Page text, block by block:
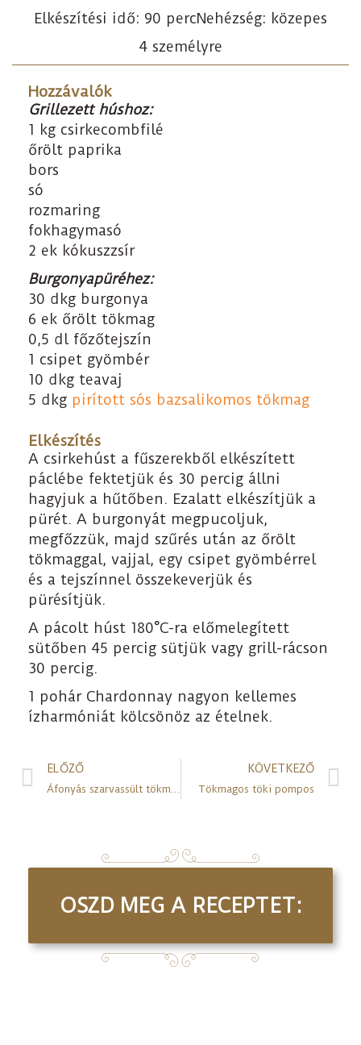
Elkészítési idő: 90 percNehézség: közepes
4 személyre
Hozzávalók
Grillezett húshoz:
1 kg csirkecombfilé
őrölt paprika
bors
só
rozmaring
fokhagymasó
2 ek kókuszzsír
Burgonyapüréhez:
30 dkg burgonya
6 ek őrölt tökmag
0,5 dl főzőtejszín
1 csipet gyömbér
10 dkg teavaj
5 dkg pirított sós bazsalikomos tökmag
Elkészítés
A csirkehúst a fűszerekből elkészített
páclébe fektetjük és 30 percig állni
hagyjuk a hűtőben. Ezalatt elkészítjük a
pürét. A burgonyát megpucoljuk,
megfőzzük, majd szűrés után az őrölt
tökmaggal, vajjal, egy csipet gyömbérrel
és a tejszínnel összekeverjük és
pürésítjük.
A pácolt húst 180°C-ra előmelegített
sütőben 45 percig sütjük vagy grill-rácson
30 percig.
1 pohár Chardonnay nagyon kellemes
ízharmóniát kölcsönöz az ételnek.
ELŐZŐ
Áfonyás szarvassült tökmagtallérral, szilvával
KÖVETKEZŐ
Tökmagos töki pompos
OSZD MEG A RECEPTET: